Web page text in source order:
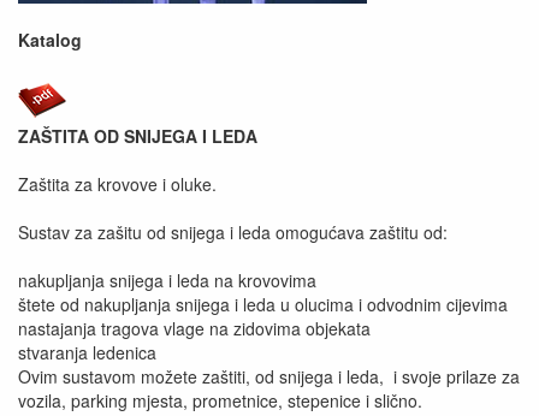
Katalog
ZAŠTITA OD SNIJEGA I LEDA
Zaštita za krovove i oluke.
Sustav za zašitu od snijega i leda omogućava zaštitu od:
nakupljanja snijega i leda na krovovima
štete od nakupljanja snijega i leda u olucima i odvodnim cijevima
nastajanja tragova vlage na zidovima objekata
stvaranja ledenica
Ovim sustavom možete zaštiti, od snijega i leda, i svoje prilaze za
vozila, parking mjesta, prometnice, stepenice i slično.